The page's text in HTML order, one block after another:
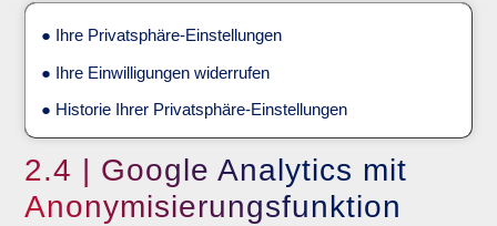
● Ihre Privatsphäre-Einstellungen
● Ihre Einwilligungen widerrufen
● Historie Ihrer Privatsphäre-Einstellungen
2.4 | Google Analytics mit
Anonymisierungsfunktion